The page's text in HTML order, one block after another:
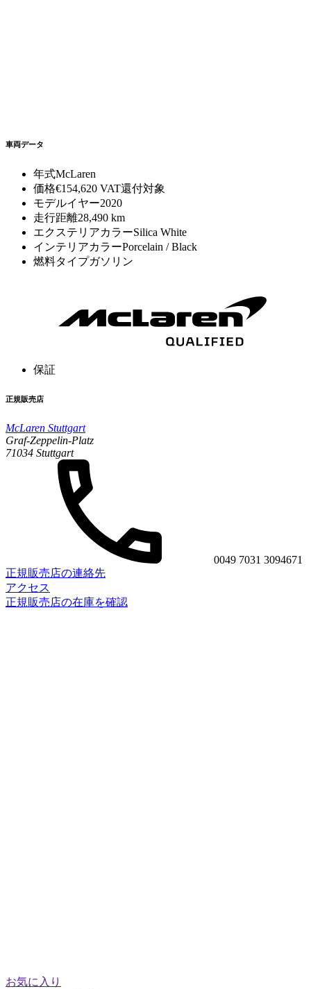
車両データ
年式McLaren
価格€154,620 VAT還付対象
モデルイヤー2020
走行距離28,490 km
エクステリアカラーSilica White
インテリアカラーPorcelain / Black
燃料タイプガソリン
保証
正規販売店
McLaren Stuttgart
Graf-Zeppelin-Platz
71034 Stuttgart
0049 7031 3094671
正規販売店の連絡先
アクセス
正規販売店の在庫を確認
お気に入り